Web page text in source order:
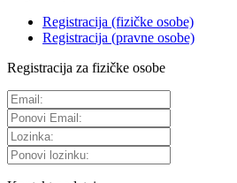
Registracija (fizičke osobe)
Registracija (pravne osobe)
Registracija za fizičke osobe